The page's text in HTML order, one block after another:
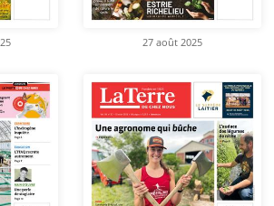
27 août 2025